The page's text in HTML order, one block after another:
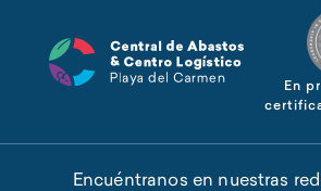
En
Encuéntranos en nuestras